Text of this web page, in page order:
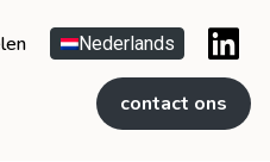
Nederlands
contact ons